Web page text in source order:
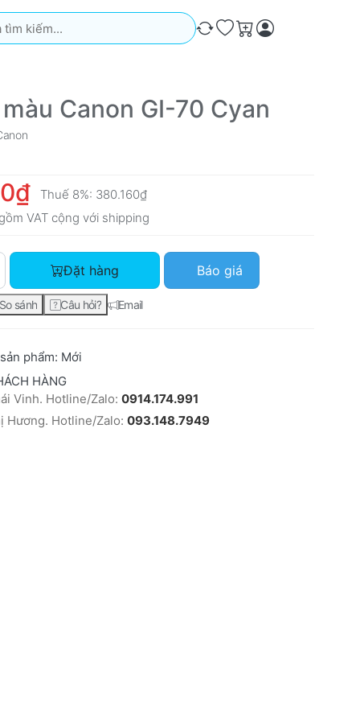
Kết quả sẽ tự động xuất hiện khi bạn nhập. Nhấn phím
So sánh
Ưa thích
Giỏ hàng
Canon GI-70 Cyan
Thuế 8%: 380.160₫
VAT cộng với shipping
Mực in màu Canon GI-70 Cyan với giá 352.000₫, số lượng 1.
Đặt hàng Báo giá
So sánh Câu hỏi? Email
phẩm: Mới
HÀNG
Vinh. Hotline/Zalo: 0914.174.991
Hương. Hotline/Zalo: 093.148.7949